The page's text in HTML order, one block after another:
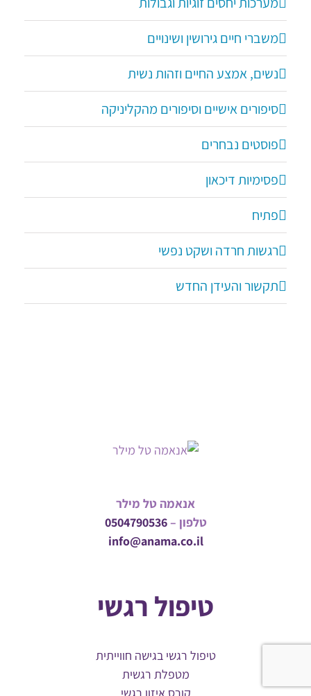
משברי חיים גירושין ושינויים
נשים, אמצע החיים וזהות נשית
סיפורים אישיים וסיפורים מהקליניקה
פוסטים נבחרים
פסימיות דיכאון
פתיח
רגשות חרדה ושקט נפשי
תקשור והעידן החדש
אנאמה טל מילר
טלפון –0504790536
info@anama.co.il
טיפול רגשי
טיפול רגשי בגישה חווייתית
מטפלת רגשית
קורס איזון רגשי